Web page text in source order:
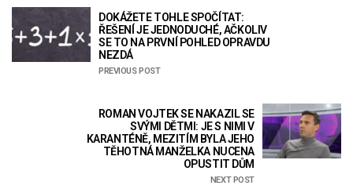
DOKÁŽETE TOHLE SPOČÍTAT:
ŘEŠENÍ JE JEDNODUCHÉ, AČKOLIV
SE TO NA PRVNÍ POHLED OPRAVDU
NEZDÁ
PREVIOUS POST
ROMAN VOJTEK SE NAKAZIL SE
SVÝMI DĚTMI: JE S NIMI V
KARANTÉNĚ, MEZITÍM BYLA JEHO
TĚHOTNÁ MANŽELKA NUCENA
OPUSTIT DŮM
NEXT POST